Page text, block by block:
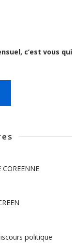
c’est vous qui
COREENNE
politique